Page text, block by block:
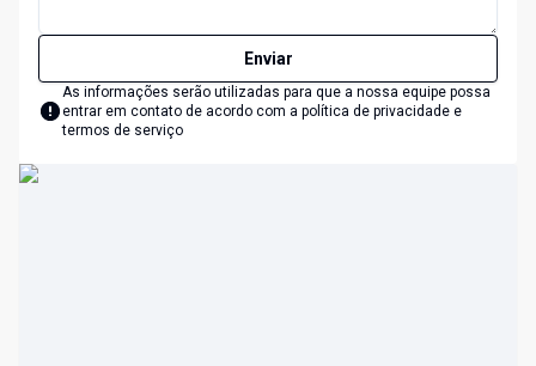
Enviar
As informações serão utilizadas para que a nossa equipe possa
entrar em contato de acordo com a política de privacidade e
termos de serviço